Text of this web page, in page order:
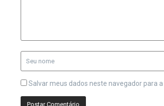
Salvar meus dados neste navegador para